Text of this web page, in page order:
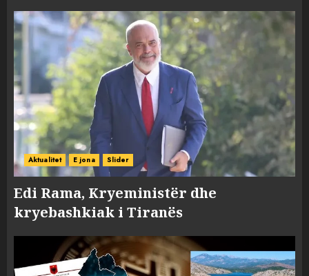
Aktualitet E jona Slider
Edi Rama, Kryeministër dhe
kryebashkiak i Tiranës